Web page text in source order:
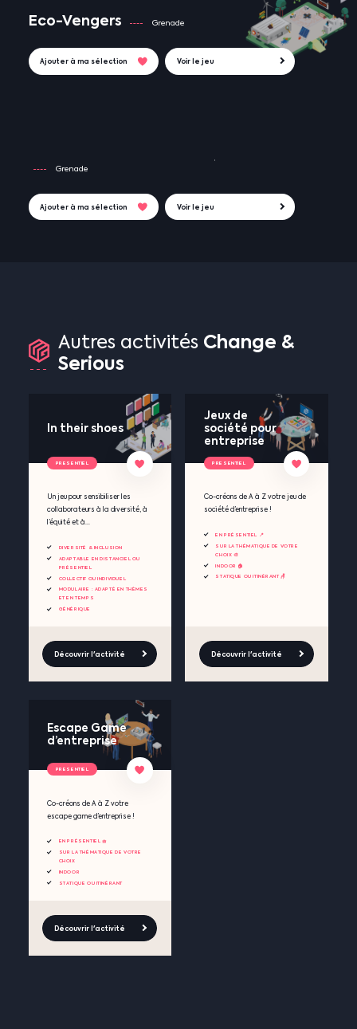
Eco-Vengers Grenade
Ajouter à ma sélection Voir le jeu
Grenade
Ajouter à ma sélection Voir le jeu
Autres activités Change &
Serious
In their shoes
Un jeu pour sensibiliser les
collaborateurs à la diversité, à
l’équité et à...
DIVERSITÉ & INCLUSION
ADAPTABLE EN DISTANCIEL OU
PRÉSENTIEL
COLLECTIF OU INDIVIDUEL
MODULAIRE : ADAPTÉ EN THÈMES
ET EN TEMPS
GÉNÉRIQUE
Découvrir l'activité
PRESENTIEL
Jeux de
société pour
entreprise
Co-créons de A à Z votre jeu de
société d’entreprise !
EN PRÉSENTIEL 📍
SUR LA THÉMATIQUE DE VOTRE
CHOIX 🎨
INDOOR 🏠
STATIQUE OU ITINÉRANT 🪑
Découvrir l'activité
PRESENTIEL
Escape Game
d’entreprise
Co-créons de A à Z votre
escape game d’entreprise !
EN PRÉSENTIEL 🧺
SUR LA THÉMATIQUE DE VOTRE
CHOIX
INDOOR
STATIQUE OU ITINÉRANT
Découvrir l'activité
PRESENTIEL